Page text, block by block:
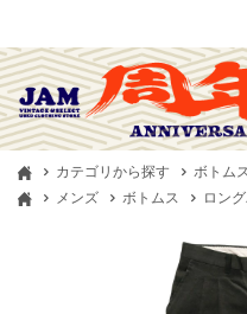
カテゴリから探す ボトム
メンズ
ボトムス ロン